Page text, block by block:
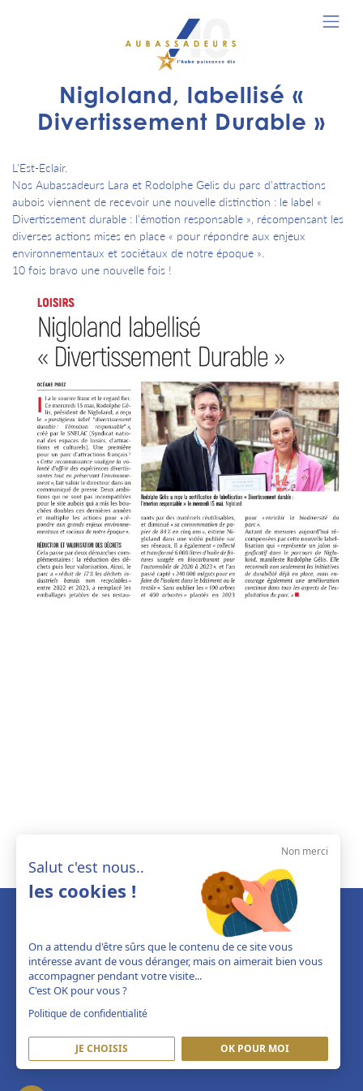
Nigloland, labellisé «
Divertissement Durable »
L'Est-Eclair.
Nos Aubassadeurs Lara et Rodolphe Gelis du parc d’attractions
aubois viennent de recevoir une nouvelle distinction : le label «
Divertissement durable : l’émotion responsable », récompensant les
diverses actions mises en place « pour répondre aux enjeux
environnementaux et sociétaux de notre époque ».
10 fois bravo une nouvelle fois !
Non merci
Salut c'est nous..
les cookies !
On a attendu d'être sûrs que le contenu de ce site vous
intéresse avant de vous déranger, mais on aimerait bien vous
accompagner pendant votre visite...
C'est OK pour vous ?
Politique de confidentialité
JE CHOISIS OK POUR MOI